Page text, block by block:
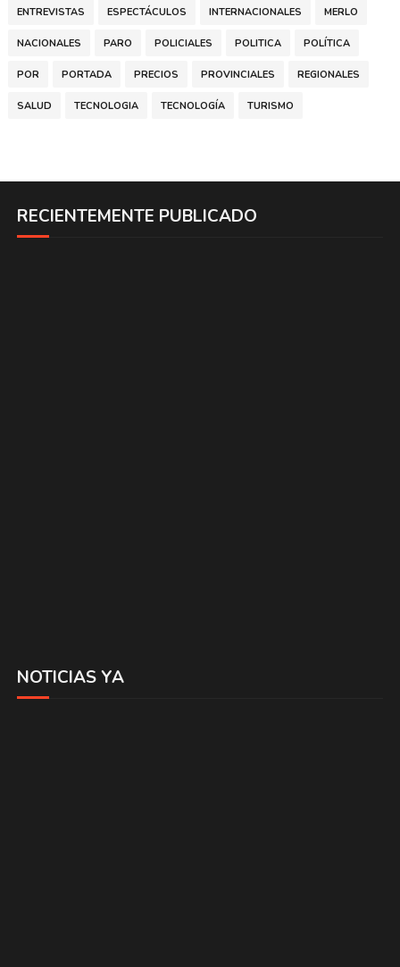
ENTREVISTAS ESPECTÁCULOS INTERNACIONALES MERLO
NACIONALES PARO POLICIALES POLITICA POLÍTICA
POR PORTADA PRECIOS PROVINCIALES REGIONALES
SALUD TECNOLOGIA TECNOLOGÍA TURISMO
RECIENTEMENTE PUBLICADO
NOTICIAS YA